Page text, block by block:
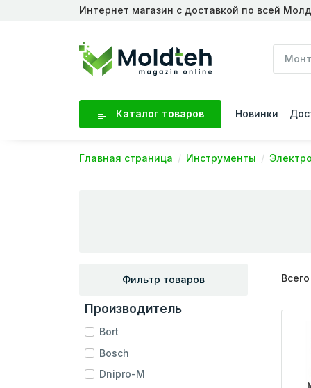
Интернет магазин с доставкой по всей
Каталог товаров Новинки
Главная страница Инструменты
Фильтр товаров
Производитель
Bort
Bosch
Dnipro-M